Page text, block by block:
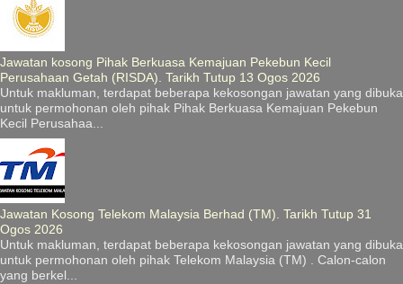
Jawatan kosong Pihak Berkuasa Kemajuan Pekebun Kecil
Perusahaan Getah (RISDA). Tarikh Tutup 13 Ogos 2026
Untuk makluman, terdapat beberapa kekosongan jawatan yang dibuka
untuk permohonan oleh pihak Pihak Berkuasa Kemajuan Pekebun
Kecil Perusahaa...
Jawatan Kosong Telekom Malaysia Berhad (TM). Tarikh Tutup 31
Ogos 2026
Untuk makluman, terdapat beberapa kekosongan jawatan yang dibuka
untuk permohonan oleh pihak Telekom Malaysia (TM) . Calon-calon
yang berkel...